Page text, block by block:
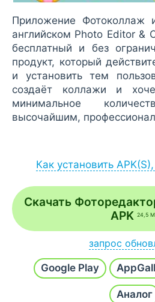
Приложение Фотоколлаж
английском Photo Editor &
бесплатный и без
продукт, который
и установить тем
создаёт коллажи и
минимальное
высочайшим,
Как установить
после загрузки APK-
через браузер (Меню -
файловый менеджер;
если на экране
разрешить установку
источников,
после инсталляции
игру с рабочего стола
Скачать
APK 24,5
запрос
НапишитеХочу новую
течение часа проверит и
сборку.
Google Play
Аналог